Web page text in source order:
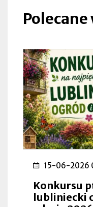
15-06-2026
Konkursu
lubliniecki